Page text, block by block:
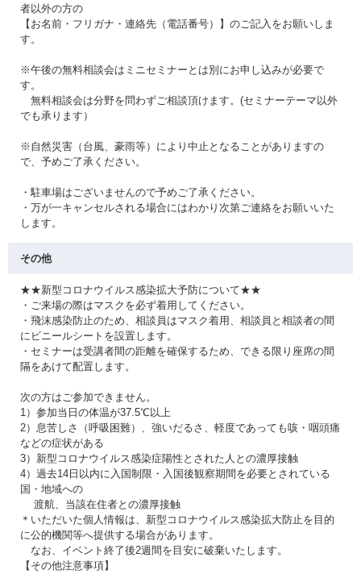
者以外の方の
【お名前・フリガナ・連絡先（電話番号）】のご記入をお願いしま
す。
※午後の無料相談会はミニセミナーとは別にお申し込みが必要で
す。
無料相談会は分野を問わずご相談頂けます。(セミナーテーマ以外
でも承ります）
※自然災害（台風、豪雨等）により中止となることがありますの
で、予めご了承ください。
・駐車場はございませんので予めご了承ください。
・万が一キャンセルされる場合にはわかり次第ご連絡をお願いいた
します。
その他
★★新型コロナウイルス感染拡大予防について★★
・ご来場の際はマスクを必ず着用してください。
・飛沫感染防止のため、相談員はマスク着用、相談員と相談者の間
にビニールシートを設置します。
・セミナーは受講者間の距離を確保するため、できる限り座席の間
隔をあけて配置します。
次の方はご参加できません。
1）参加当日の体温が37.5℃以上
2）息苦しさ（呼吸困難）、強いだるさ、軽度であっても咳・咽頭痛
などの症状がある
3）新型コロナウイルス感染症陽性とされた人との濃厚接触
4）過去14日以内に入国制限・入国後観察期間を必要とされている
国・地域への
渡航、当該在住者との濃厚接触
＊いただいた個人情報は、新型コロナウイルス感染拡大防止を目的
に公的機関等へ提供する場合があります。
なお、イベント終了後2週間を目安に破棄いたします。
【その他注意事項】